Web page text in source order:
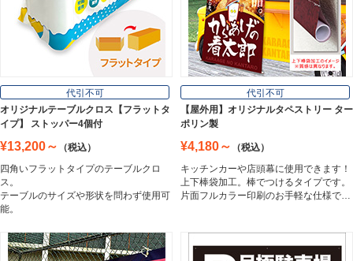
壁面看板
Wall Sign
フロアサイン／路面表示
Floor / Road Surface Sign
アルミ複合板
Aluminum Composite Board
スチレンボード
Styrene Board
代引不可
オリジナルテーブルクロス【フラットタ
イプ】 ストッパー4個付
¥13,200～
（税込）
四角いフラットタイプのテーブルクロ
ス。
テーブルのサイズや形状を問わず使用可
能。
代引不可
【屋外用】オリジナルタペストリー ター
ポリン製
¥4,180～
（税込）
キッチンカーや店頭幕に使用できます！
上下棒袋加工。棒でつけるタイプです。
片面フルカラー印刷のお手軽な仕様で…